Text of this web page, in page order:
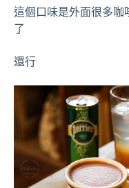
這個口味是外面很多咖
了
還行